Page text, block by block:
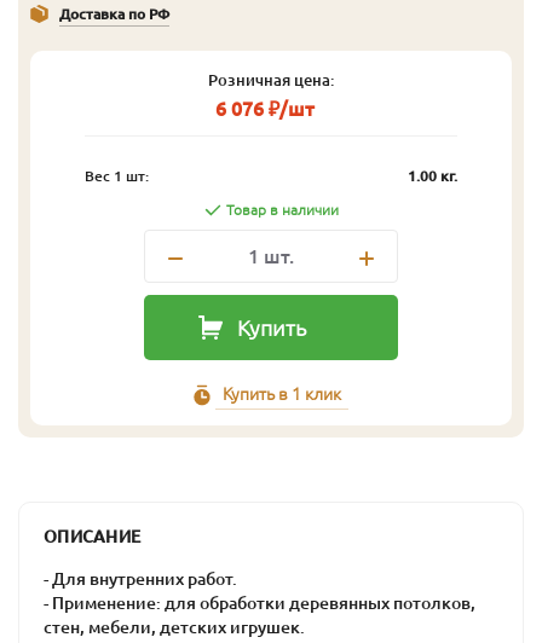
Доставка по РФ
Розничная цена:
6 076 ₽/шт
Вес 1 шт: 1.00 кг.
Товар в наличии
1 шт.
Купить
Купить в 1 клик
ОПИСАНИЕ
- Для внутренних работ.
- Применение: для обработки деревянных потолков,
стен, мебели, детских игрушек.